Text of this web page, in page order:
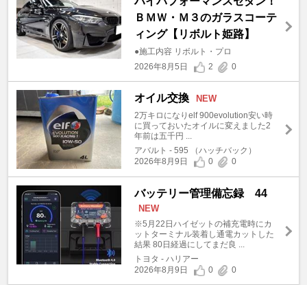
ＢＭＷ・Ｍ３のガラスコーテ
ィング【リボルト姫路】
●施工内容 リボルト・プロ
2026年8月5日
2 0
オイル交換 NEW
2万キロになりelf 900evolution安い時
に買っておいたオイルに変えました2
年前は五千円 ...
アバルト - 595 （ハッチバック）
2026年8月9日
0 0
バッテリー管理備忘録 44
NEW
※5月22日ハイゼットの補充電時にカ
ットターミナル装着し通電カットした
結果 80日経過にしてまだ良 ...
トヨタ - ハリアー
2026年8月9日
0 0